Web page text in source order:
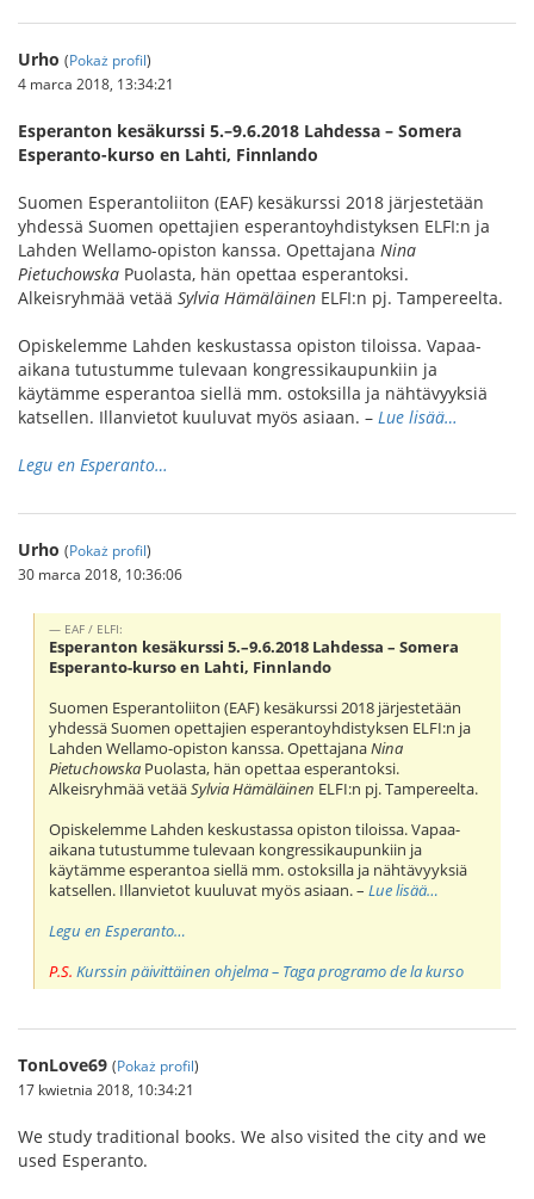
Urho (Pokaż profil)
4 marca 2018, 13:34:21
Esperanton kesäkurssi 5.–9.6.2018 Lahdessa – Somera
Esperanto-kurso en Lahti, Finnlando
Suomen Esperantoliiton (EAF) kesäkurssi 2018 järjestetään
yhdessä Suomen opettajien esperantoyhdistyksen ELFI:n ja
Lahden Wellamo-opiston kanssa. Opettajana Nina
Pietuchowska Puolasta, hän opettaa esperantoksi.
Alkeisryhmää vetää Sylvia Hämäläinen ELFI:n pj. Tampereelta.
Opiskelemme Lahden keskustassa opiston tiloissa. Vapaa-
aikana tutustumme tulevaan kongressikaupunkiin ja
käytämme esperantoa siellä mm. ostoksilla ja nähtävyyksiä
katsellen. Illanvietot kuuluvat myös asiaan. – Lue lisää…
Legu en Esperanto…
Urho (Pokaż profil)
30 marca 2018, 10:36:06
EAF / ELFI:
Esperanton kesäkurssi 5.–9.6.2018 Lahdessa – Somera
Esperanto-kurso en Lahti, Finnlando
Suomen Esperantoliiton (EAF) kesäkurssi 2018 järjestetään
yhdessä Suomen opettajien esperantoyhdistyksen ELFI:n ja
Lahden Wellamo-opiston kanssa. OpettajanaNina
Pietuchowska Puolasta, hän opettaa esperantoksi.
Alkeisryhmää vetääSylvia Hämäläinen ELFI:n pj. Tampereelta.
Opiskelemme Lahden keskustassa opiston tiloissa. Vapaa-
aikana tutustumme tulevaan kongressikaupunkiin ja
käytämme esperantoa siellä mm. ostoksilla ja nähtävyyksiä
katsellen. Illanvietot kuuluvat myös asiaan. –Lue lisää…
Legu en Esperanto…
P.S. Kurssin päivittäinen ohjelma – Taga programo de la kurso
TonLove69 (Pokaż profil)
17 kwietnia 2018, 10:34:21
We study traditional books. We also visited the city and we
used Esperanto.